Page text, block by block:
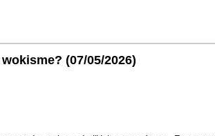
(07/05/2026)